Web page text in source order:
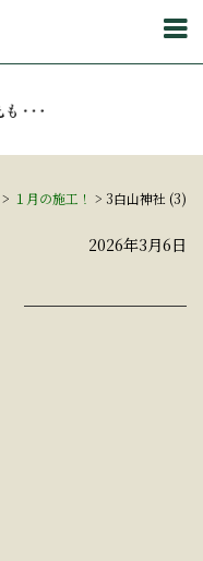
> １月の施工！ > 3白山神社 (3)
2026年3月6日